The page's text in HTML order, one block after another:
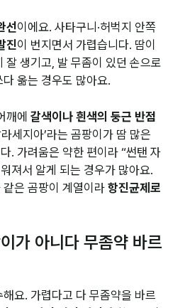
선이에요. 사타구니·허벅지 안쪽
진이 번지면서 가렵습니다. 땀이
잘 생기고, 발 무좀이 있던 손으로
옮는 경우도 많아요.
깨에 갈색이나 흰색의 둥근 반점
세지아’라는 곰팡이가 땀 많은
. 가려움은 약한 편이라 “썬탠 자
져서 알게 되는 경우가 많아요.
같은 곰팡이 계열이라 항진균제로
가 아니다 무좀약 바르
요. 가렵다고 다 무좀약을 바르